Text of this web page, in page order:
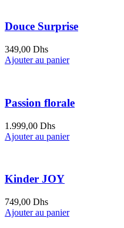
Douce Surprise
349,00 Dhs
Ajouter au panier
Passion florale
1.999,00 Dhs
Ajouter au panier
Kinder JOY
749,00 Dhs
Ajouter au panier